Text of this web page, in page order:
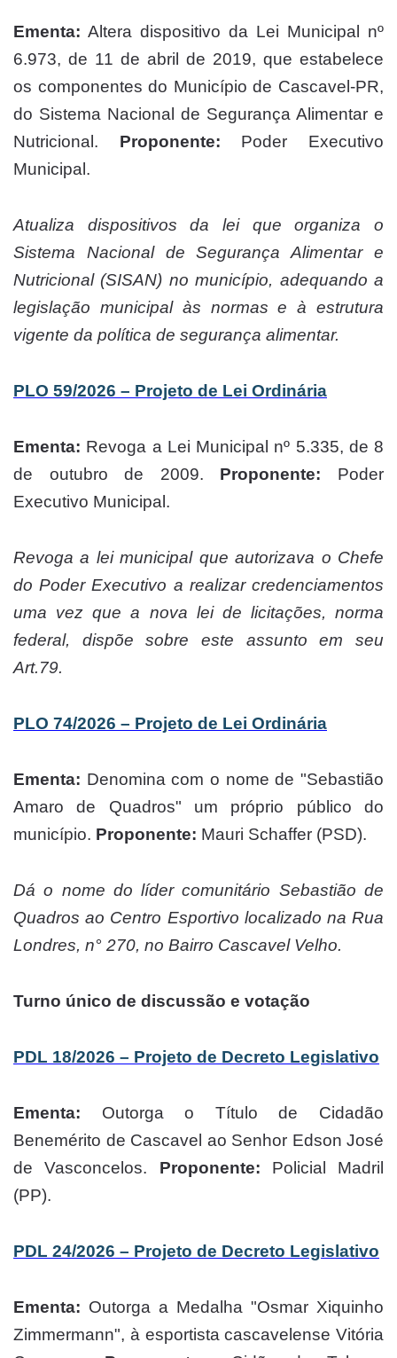
Ementa: Altera dispositivo da Lei Municipal nº
6.973, de 11 de abril de 2019, que estabelece
os componentes do Município de Cascavel-PR,
do Sistema Nacional de Segurança Alimentar e
Nutricional. Proponente: Poder Executivo
Municipal.
Atualiza dispositivos da lei que organiza o
Sistema Nacional de Segurança Alimentar e
Nutricional (SISAN) no município, adequando a
legislação municipal às normas e à estrutura
vigente da política de segurança alimentar.
PLO 59/2026 – Projeto de Lei Ordinária
Ementa: Revoga a Lei Municipal nº 5.335, de 8
de outubro de 2009. Proponente: Poder
Executivo Municipal.
Revoga a lei municipal que autorizava o Chefe
do Poder Executivo a realizar credenciamentos
uma vez que a nova lei de licitações, norma
federal, dispõe sobre este assunto em seu
Art.79.
PLO 74/2026 – Projeto de Lei Ordinária
Ementa: Denomina com o nome de "Sebastião
Amaro de Quadros" um próprio público do
município. Proponente: Mauri Schaffer (PSD).
Dá o nome do líder comunitário Sebastião de
Quadros ao Centro Esportivo localizado na Rua
Londres, n° 270, no Bairro Cascavel Velho.
Turno único de discussão e votação
PDL 18/2026 – Projeto de Decreto Legislativo
Ementa: Outorga o Título de Cidadão
Benemérito de Cascavel ao Senhor Edson José
de Vasconcelos. Proponente: Policial Madril
(PP).
PDL 24/2026 – Projeto de Decreto Legislativo
Ementa: Outorga a Medalha "Osmar Xiquinho
Zimmermann", à esportista cascavelense Vitória